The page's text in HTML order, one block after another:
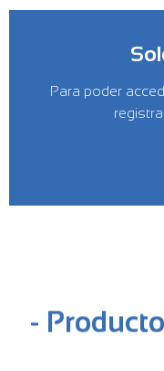
Para poder
-